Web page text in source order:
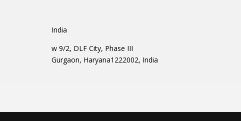
India
w 9/2, DLF City, Phase III
Gurgaon, Haryana1222002, India